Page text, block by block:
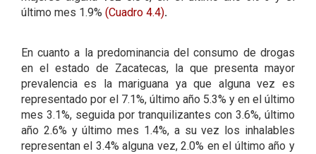
último mes 1.9% (Cuadro 4.4).
En cuanto a la predominancia del consumo de drogas
en el estado de Zacatecas, la que presenta mayor
prevalencia es la mariguana ya que alguna vez es
representado por el 7.1%, último año 5.3% y en el último
mes 3.1%, seguida por tranquilizantes con 3.6%, último
año 2.6% y último mes 1.4%, a su vez los inhalables
representan el 3.4% alguna vez, 2.0% en el último año y